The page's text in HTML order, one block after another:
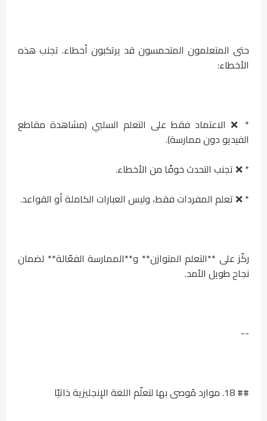
حتى المتعلمون المتحمسون قد يرتكبون أخطاء. تجنب هذه
الأخطاء:
* ❌ الاعتماد فقط على التعلم السلبي (مشاهدة مقاطع
الفيديو دون ممارسة).
* ❌ تجنب التحدث خوفًا من الأخطاء.
* ❌ تعلم المفردات فقط، وليس العبارات الكاملة أو القواعد.
ركّز على **التعلم المتوازن** و**الممارسة الفعّالة** لضمان
نجاح طويل الأمد.
--
## 18. موارد مُوصى بها لتعلّم اللغة الإنجليزية ذاتيًا